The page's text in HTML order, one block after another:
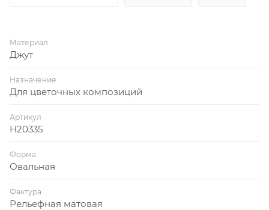
Материал
Джут
Назначение
Для цветочных композиций
Артикул
H20335
Форма
Овальная
Фактура
Рельефная матовая